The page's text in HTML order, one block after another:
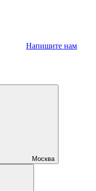
Напишите нам
Москва